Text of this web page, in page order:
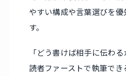
やすい構成や言葉選びを
す。
「どう書けば相手に伝わる
読者ファーストで執筆で